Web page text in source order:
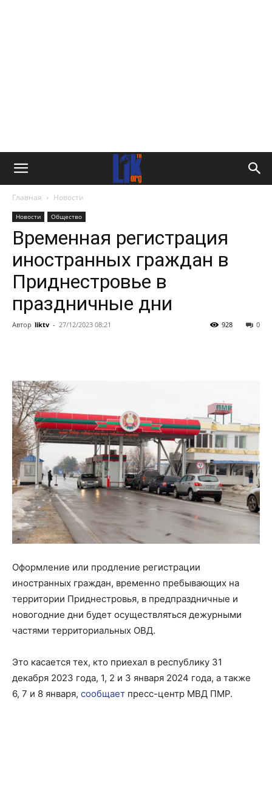
Главная Новости
Новости Общество
Временная регистрация
иностранных граждан в
Приднестровье в
праздничные дни
Автор liktv - 27/12/2023 08:21 0
928
Оформление или продление регистрации
иностранных граждан, временно пребывающих на
территории Приднестровья, в предпраздничные и
новогодние дни будет осуществляться дежурными
частями территориальных ОВД.
Это касается тех, кто приехал в республику 31
декабря 2023 года, 1, 2 и 3 января 2024 года, а также
6, 7 и 8 января, сообщает пресс-центр МВД ПМР.